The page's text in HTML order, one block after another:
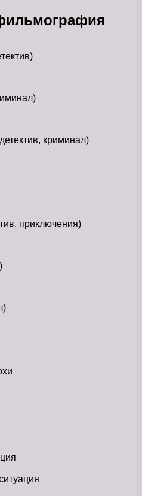
криминал)
приключения)